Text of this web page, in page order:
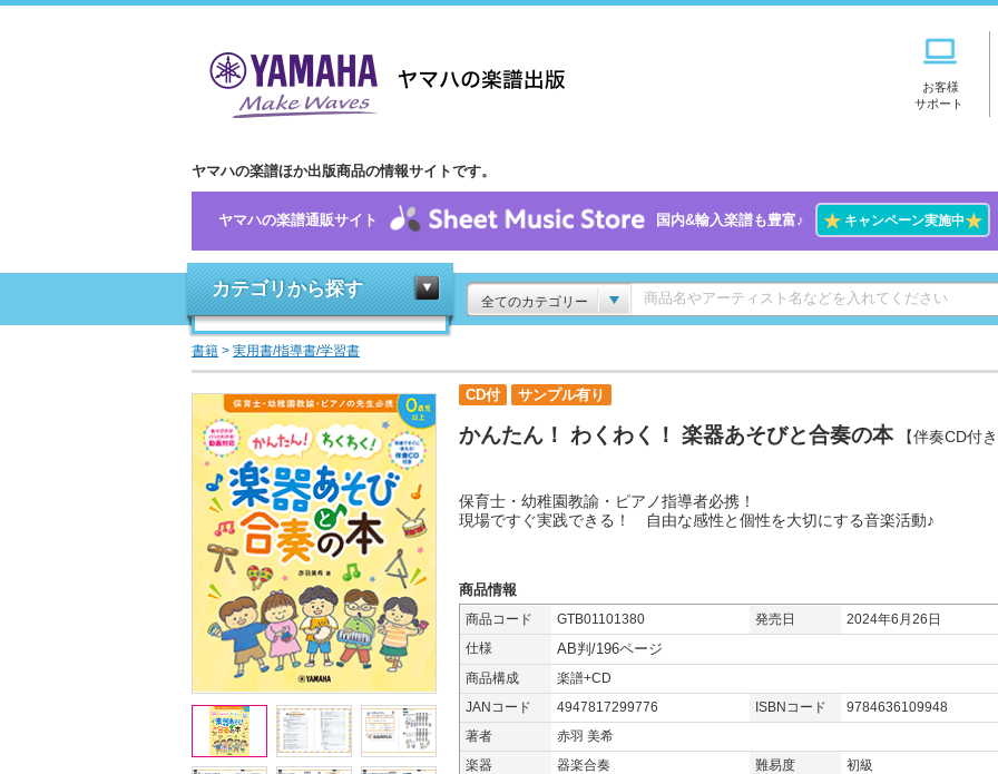
お客様
サポート
ヤマハの楽譜ほか出版商品の情報サイトです。
ヤマハの楽譜通販サイト 国内&輸入楽譜も豊富♪ ★キャンペーン実施中★
カテゴリから探す
全てのカテゴリー
書籍 > 実用書/指導書/学習書
CD付 サンプル有り
かんたん！ わくわく！ 楽器あそびと合奏の本 【伴奏CD付
保育士・幼稚園教諭・ピアノ指導者必携！
現場ですぐ実践できる！ 自由な感性と個性を大切にする音楽活動♪
商品情報
商品コード GTB01101380 発売日
2024年6月26日
仕様
AB判/196ページ
商品構成
楽譜+CD
JANコード
4947817299776 ISBNコード
9784636109948
著者
赤羽 美希
楽器
器楽合奏 難易度 初級